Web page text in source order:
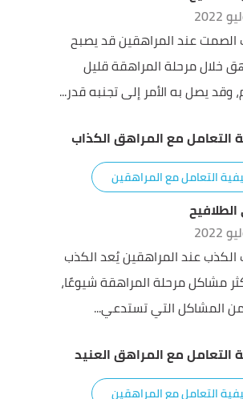
الصمت عند المراهقين قد يصبح
خلال مرحلة المراهقة قليل
وقد يصل به الأمر إلى تجنبه قدر...
التعامل مع المراهق الكذاب
التعامل مع المراهقين
الكذب عند المراهقين يُعد الكذب
مشاكل مرحلة المراهقة شيوعًا،
المشاكل التي تستدعي...
التعامل مع المراهق العنيد
التعامل مع المراهقين